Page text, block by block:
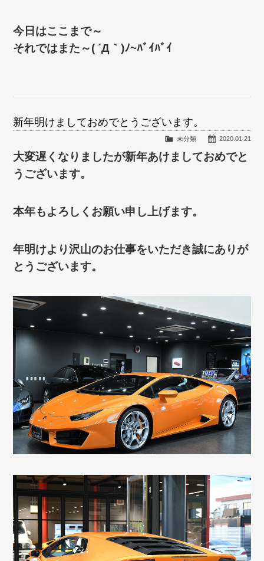
今日はここまで～
それではまた～( ´Д｀)ﾉ~ﾊﾞｲﾊﾞｲ
新年明けましておめでとうございます。
2020.01.21
未分類
大変遅くなりましたが新年あけましておめでと
うございます。
本年もよろしくお願い申し上げます。
年明けより沢山のお仕事をいただき誠にありが
とうございます。